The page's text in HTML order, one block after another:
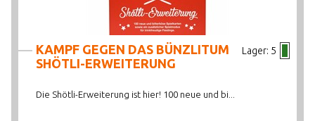
Lager: 5
KAMPF GEGEN DAS BÜNZLITUM
SHÖTLI-ERWEITERUNG
Die Shötli-Erweiterung ist hier! 100 neue und bi...